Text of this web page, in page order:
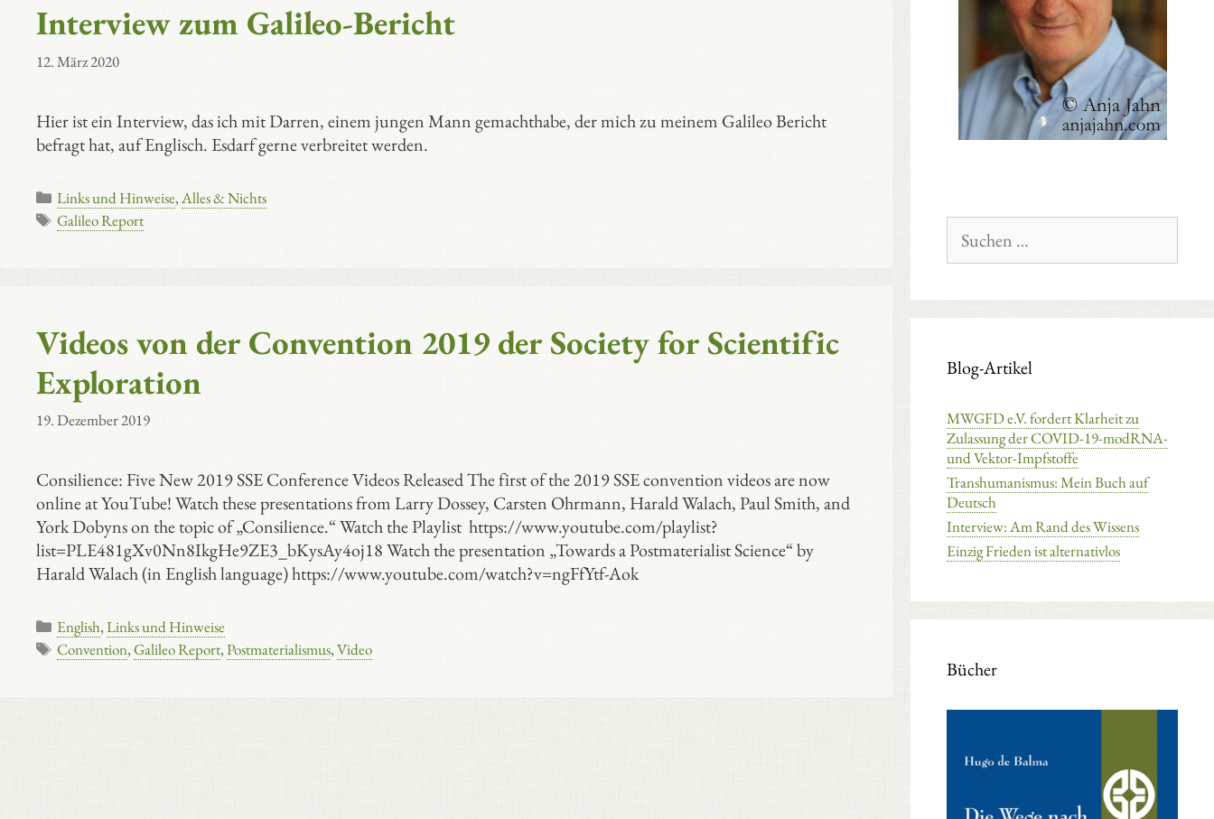
Interview zum Galileo-Bericht
12. März 2020
Hier ist ein Interview, das ich mit Darren, einem jungen Mann gemachthabe, der mich zu meinem Galileo Bericht
befragt hat, auf Englisch. Esdarf gerne verbreitet werden.
Kategorien
Links und Hinweise,Alles & Nichts
Schlagwörter
Galileo Report
Videos von der Convention 2019 der Society for Scientific
Exploration
19. Dezember 2019
Consilience: Five New 2019 SSE Conference Videos Released The first of the 2019 SSE convention videos are now
online at YouTube! Watch these presentations from Larry Dossey, Carsten Ohrmann, Harald Walach, Paul Smith, and
York Dobyns on the topic of „Consilience.“ Watch the Playlist https://www.youtube.com/playlist?
list=PLE481gXv0Nn8IkgHe9ZE3_bKysAy4oj18 Watch the presentation „Towards a Postmaterialist Science“ by
Harald Walach (in English language) https://www.youtube.com/watch?v=ngFfYtf-Aok
Kategorien
English,Links und Hinweise
Schlagwörter
Convention,Galileo Report,Postmaterialismus,Video
nach:
Blog-Artikel
MWGFD e.V. fordert Klarheit zu
Zulassung der COVID-19-modRNA-
und Vektor-Impfstoffe
Transhumanismus: Mein Buch auf
Deutsch
Interview: Am Rand des Wissens
Einzig Frieden ist alternativlos
Bücher